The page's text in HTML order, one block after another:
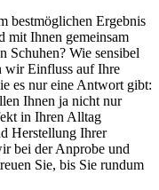
bestmöglichen Ergebnis
mit Ihnen gemeinsam
Schuhen? Wie sensibel
wir Einfluss auf Ihre
es nur eine Antwort gibt:
Ihnen ja nicht nur
in Ihren Alltag
Herstellung Ihrer
bei der Anprobe und
Sie, bis Sie rundum